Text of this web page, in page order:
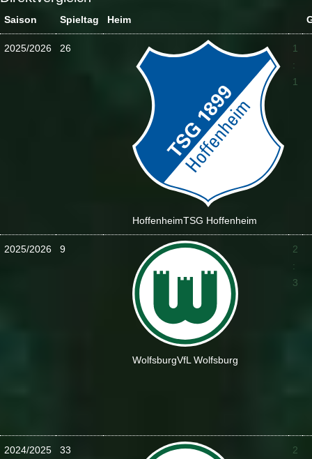
Saison Spieltag Heim
2025/2026 26
HoffenheimTSG Hoffenheim
1
:
1
2025/2026 9
WolfsburgVfL Wolfsburg
2
:
3
2024/2025 33
2